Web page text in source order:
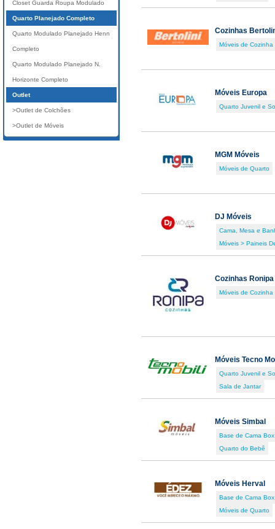
Cozinhas
Móveis de Cozinha
Móveis Europa
Quarto Juvenil e
MGM Móveis
Móveis de Quarto
DJ Móveis
Cama, Mesa e
Móveis > Paineis
Cozinhas Ronipa
Móveis de Cozinha
Móveis Tecno
Quarto Juvenil e
Sala de Jantar
Móveis Simbal
Base de Cama Box
Quarto do Bebê
Móveis Herval
Base de Cama Box
Móveis de Quarto
Closet Guarda Roupa Modulado
Quarto Planejado Completo
Quarto Modulado Planejado Henn
Completo
Quarto Modulado Planejado N.
Horizonte Completo
Outlet
>Outlet de Colchões
>Outlet de Móveis